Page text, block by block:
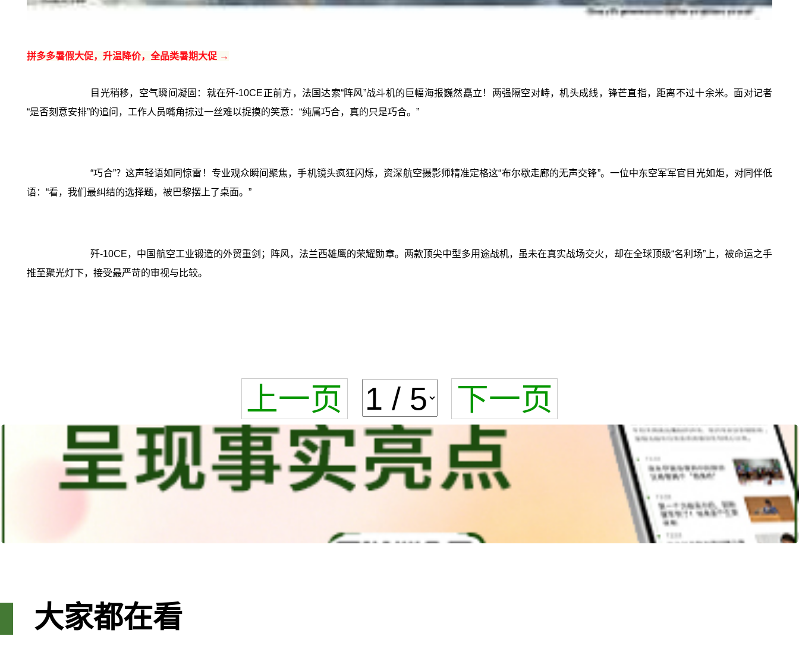
拼多多暑假大促，升温降价，全品类暑期大促 →
目光稍移，空气瞬间凝固：就在歼-10CE正前方，法国达索“阵风”战斗机的巨幅海报巍然矗立！两强隔空对峙，机头成线，锋芒直指，距离不过十余米。面对记者
“是否刻意安排”的追问，工作人员嘴角掠过一丝难以捉摸的笑意：“纯属巧合，真的只是巧合。”
“巧合”？这声轻语如同惊雷！专业观众瞬间聚焦，手机镜头疯狂闪烁，资深航空摄影师精准定格这“布尔歇走廊的无声交锋”。一位中东空军军官目光如炬，对同伴低
语：“看，我们最纠结的选择题，被巴黎摆上了桌面。”
歼-10CE，中国航空工业锻造的外贸重剑；阵风，法兰西雄鹰的荣耀勋章。两款顶尖中型多用途战机，虽未在真实战场交火，却在全球顶级“名利场”上，被命运之手
推至聚光灯下，接受最严苛的审视与比较。
上一页 下一页
大家都在看